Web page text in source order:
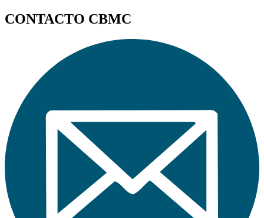
CONTACTO CBMC